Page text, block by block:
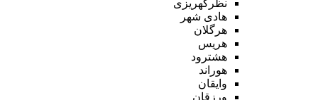
نظرکهریزی
هادی شهر
هرگلان
هریس
هشترود
هوراند
وایقان
ورزقان